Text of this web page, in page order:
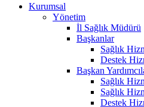
Kurumsal
Yönetim
İl Sağlık Müdürü
Başkanlar
Sağlık
Destek
Başkan
Sağlık
Sağlık
Destek